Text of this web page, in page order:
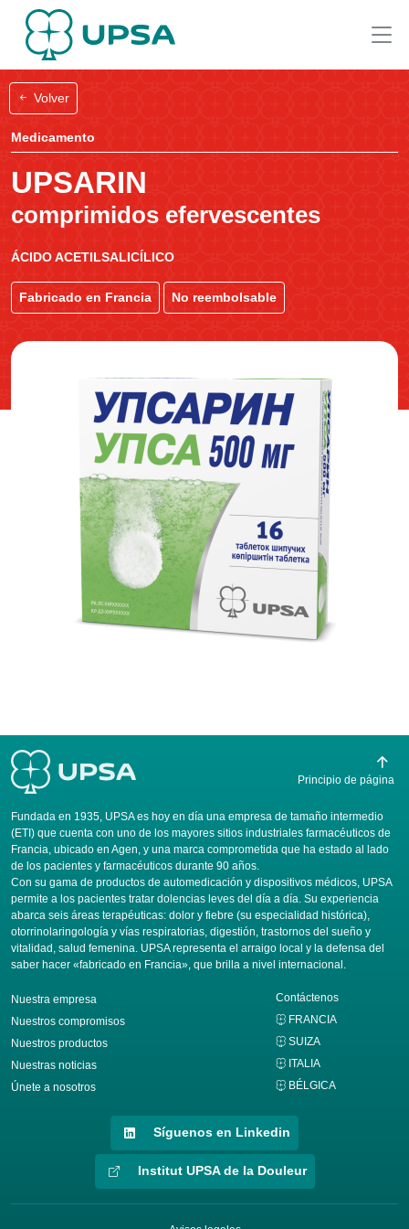
Volver
Medicamento
UPSARIN
comprimidos efervescentes
ÁCIDO ACETILSALICÍLICO
Fabricado en Francia No reembolsable
Fundada en 1935, UPSA es hoy en día una empresa de tamaño intermedio
(ETI) que cuenta con uno de los mayores sitios industriales farmacéuticos de
Francia, ubicado en Agen, y una marca comprometida que ha estado al lado
de los pacientes y farmacéuticos durante 90 años.
Con su gama de productos de automedicación y dispositivos médicos, UPSA
permite a los pacientes tratar dolencias leves del día a día. Su experiencia
abarca seis áreas terapéuticas: dolor y fiebre (su especialidad histórica),
otorrinolaringología y vías respiratorias, digestión, trastornos del sueño y
vitalidad, salud femenina. UPSA representa el arraigo local y la defensa del
saber hacer «fabricado en Francia», que brilla a nivel internacional.
Nuestra empresa
Nuestros compromisos
Nuestros productos
Nuestras noticias
Únete a nosotros
Contáctenos
FRANCIA
SUIZA
ITALIA
BÉLGICA
Principio de página
Síguenos en Linkedin
Institut UPSA de la Douleur